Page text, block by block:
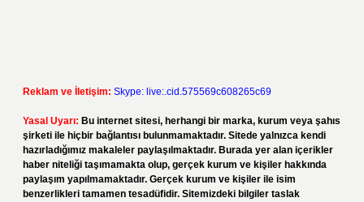
Reklam ve İletişim: Skype: live:.cid.575569c608265c69
Yasal Uyarı: Bu internet sitesi, herhangi bir marka, kurum veya şahıs
şirketi ile hiçbir bağlantısı bulunmamaktadır. Sitede yalnızca kendi
hazırladığımız makaleler paylaşılmaktadır. Burada yer alan içerikler
haber niteliği taşımamakta olup, gerçek kurum ve kişiler hakkında
paylaşım yapılmamaktadır. Gerçek kurum ve kişiler ile isim
benzerlikleri tamamen tesadüfidir. Sitemizdeki bilgiler taslak